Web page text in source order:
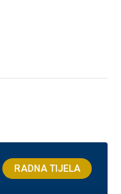
RADNA TIJELA